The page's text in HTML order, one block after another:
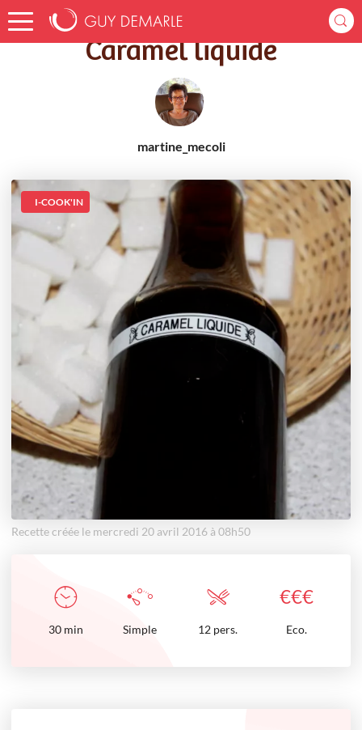
Accueil Recettes Caramel liquide
Caramel liquide
martine_mecoli
I-COOK'IN
Recette créée le mercredi 20 avril 2016 à 08h50
€€€
30 min Simple 12 pers. Eco.